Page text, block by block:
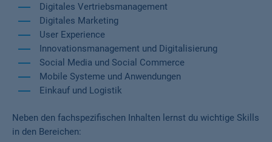
Digitales Vertriebsmanagement
Digitales Marketing
User Experience
Innovationsmanagement und Digitalisierung
Social Media und Social Commerce
Mobile Systeme und Anwendungen
Einkauf und Logistik
Neben den fachspezifischen Inhalten lernst du wichtige Skills
in den Bereichen: